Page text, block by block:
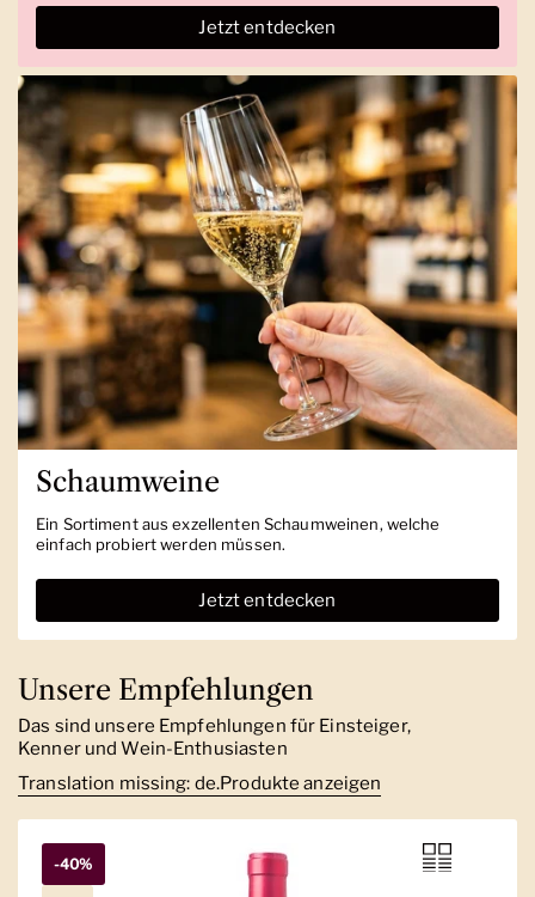
Jetzt entdecken
Schaumweine
Ein Sortiment aus exzellenten Schaumweinen, welche
einfach probiert werden müssen.
Jetzt entdecken
Unsere Empfehlungen
Das sind unsere Empfehlungen für Einsteiger,
Kenner und Wein-Enthusiasten
Translation missing: de.Produkte anzeigen
-40%